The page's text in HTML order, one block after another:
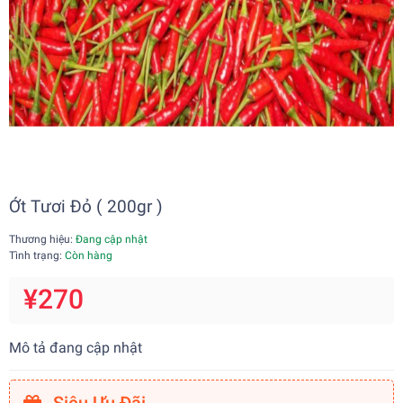
Ớt Tươi Đỏ ( 200gr )
Thương hiệu: Đang cập nhật
Tình trạng: Còn hàng
¥270
Mô tả đang cập nhật